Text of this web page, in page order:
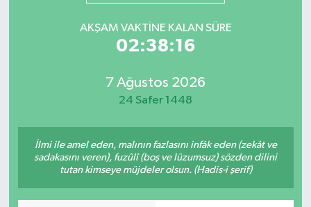
AKŞAM VAKTINE KALAN SÜRE
02:38:16
7 Ağustos 2026
24 Safer 1448
İlmi ile amel eden, malının fazlasını infâk eden (zekât ve
sadakasını veren), fuzûlî (boş ve lüzumsuz) sözden dilini
tutan kimseye müjdeler olsun. (Hadis-i şerif)
Sağlık
Dünya
Magazin
Haber Arşivi